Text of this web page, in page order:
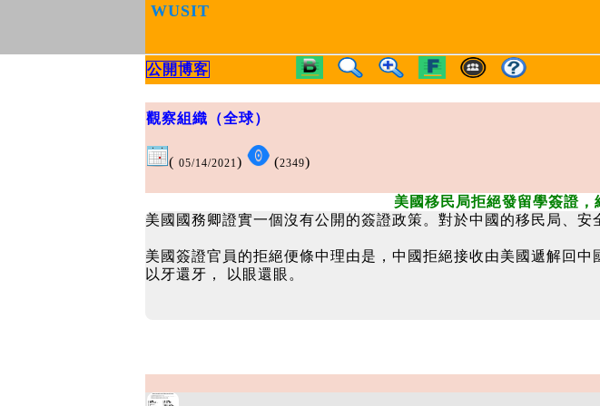
WUSIT
公開博客
觀察組織（全球）
( 05/14/2021) (2349)
美國移民局拒絕發留學簽證，
美國國務卿證實一個沒有公開的簽證政策。對於中國的移民局、
美國簽證官員的拒絕便條中理由是，中國拒絕接收由美國遞解回
以牙還牙， 以眼還眼。